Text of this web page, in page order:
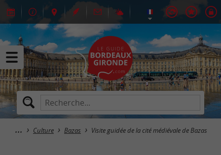
Culture Bazas Visite guidée de la cité médiévale de Bazas